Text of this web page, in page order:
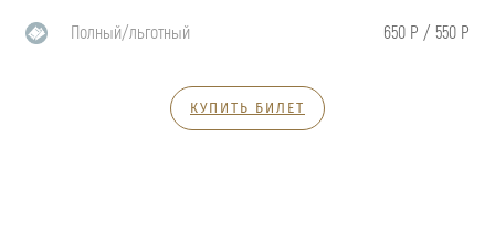
Полный/льготный 650 Р / 550 Р
КУПИТЬ БИЛЕТ